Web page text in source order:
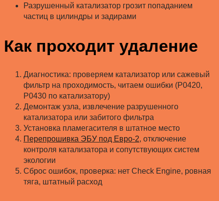
Разрушенный катализатор грозит попаданием
частиц в цилиндры и задирами
Как проходит удаление
Диагностика: проверяем катализатор или сажевый
фильтр на проходимость, читаем ошибки (P0420,
P0430 по катализатору)
Демонтаж узла, извлечение разрушенного
катализатора или забитого фильтра
Установка пламегасителя в штатное место
Перепрошивка ЭБУ под Евро-2, отключение
контроля катализатора и сопутствующих систем
экологии
Сброс ошибок, проверка: нет Check Engine, ровная
тяга, штатный расход